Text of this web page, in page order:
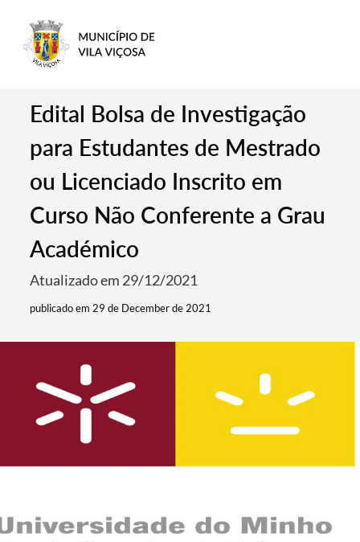
Edital Bolsa de Investigação
para Estudantes de Mestrado
ou Licenciado Inscrito em
Curso Não Conferente a Grau
Académico
Atualizado em 29/12/2021
publicado em 29 de December de 2021